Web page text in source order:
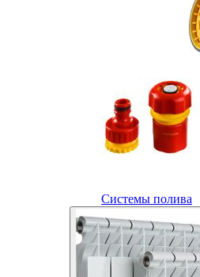
Системы полива